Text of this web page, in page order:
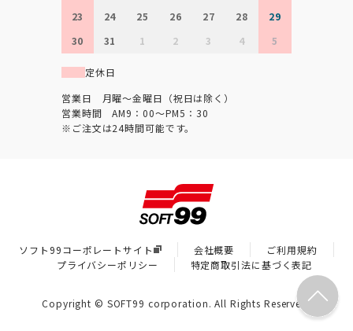
23
24 25 26 27 28
29
30
31 1 2 3 4 5
定休日
営業日 月曜～金曜日（祝日は除く）
営業時間 AM9：00～PM5：30
※ご注文は24時間可能です。
ソフト99コーポレートサイト 会社概要
ご利用規約
プライバシーポリシー
特定商取引法に基づく表記
Copyright © SOFT99 corporation. All Rights Reserved.